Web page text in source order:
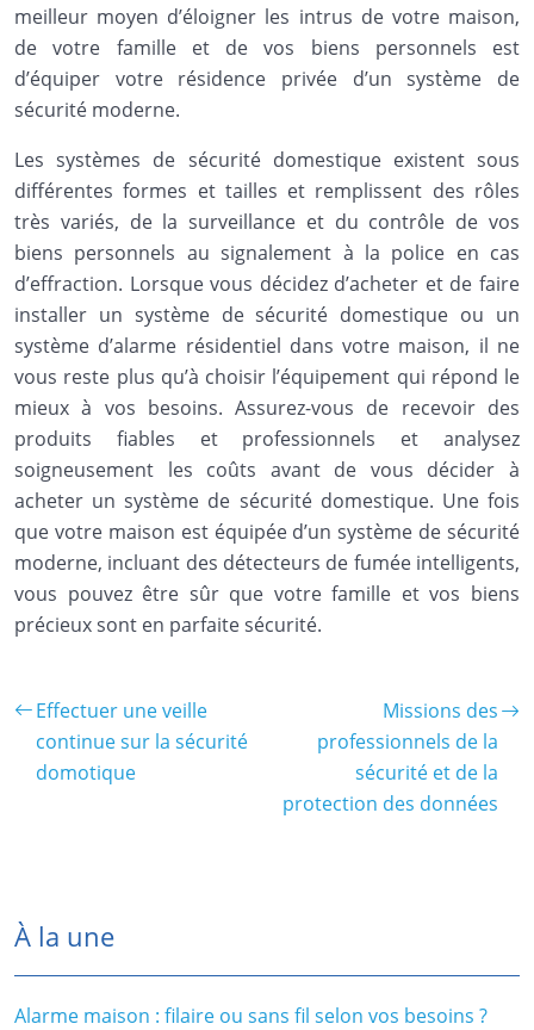
meilleur moyen d’éloigner les intrus de votre maison,
de votre famille et de vos biens personnels est
d’équiper votre résidence privée d’un système de
sécurité moderne.
Les systèmes de sécurité domestique existent sous
différentes formes et tailles et remplissent des rôles
très variés, de la surveillance et du contrôle de vos
biens personnels au signalement à la police en cas
d’effraction. Lorsque vous décidez d’acheter et de faire
installer un système de sécurité domestique ou un
système d’alarme résidentiel dans votre maison, il ne
vous reste plus qu’à choisir l’équipement qui répond le
mieux à vos besoins. Assurez-vous de recevoir des
produits fiables et professionnels et analysez
soigneusement les coûts avant de vous décider à
acheter un système de sécurité domestique. Une fois
que votre maison est équipée d’un système de sécurité
moderne, incluant des détecteurs de fumée intelligents,
vous pouvez être sûr que votre famille et vos biens
précieux sont en parfaite sécurité.
Effectuer une veille
continue sur la sécurité
domotique
Missions des
professionnels de la
sécurité et de la
protection des données
À la une
Alarme maison : filaire ou sans fil selon vos besoins ?